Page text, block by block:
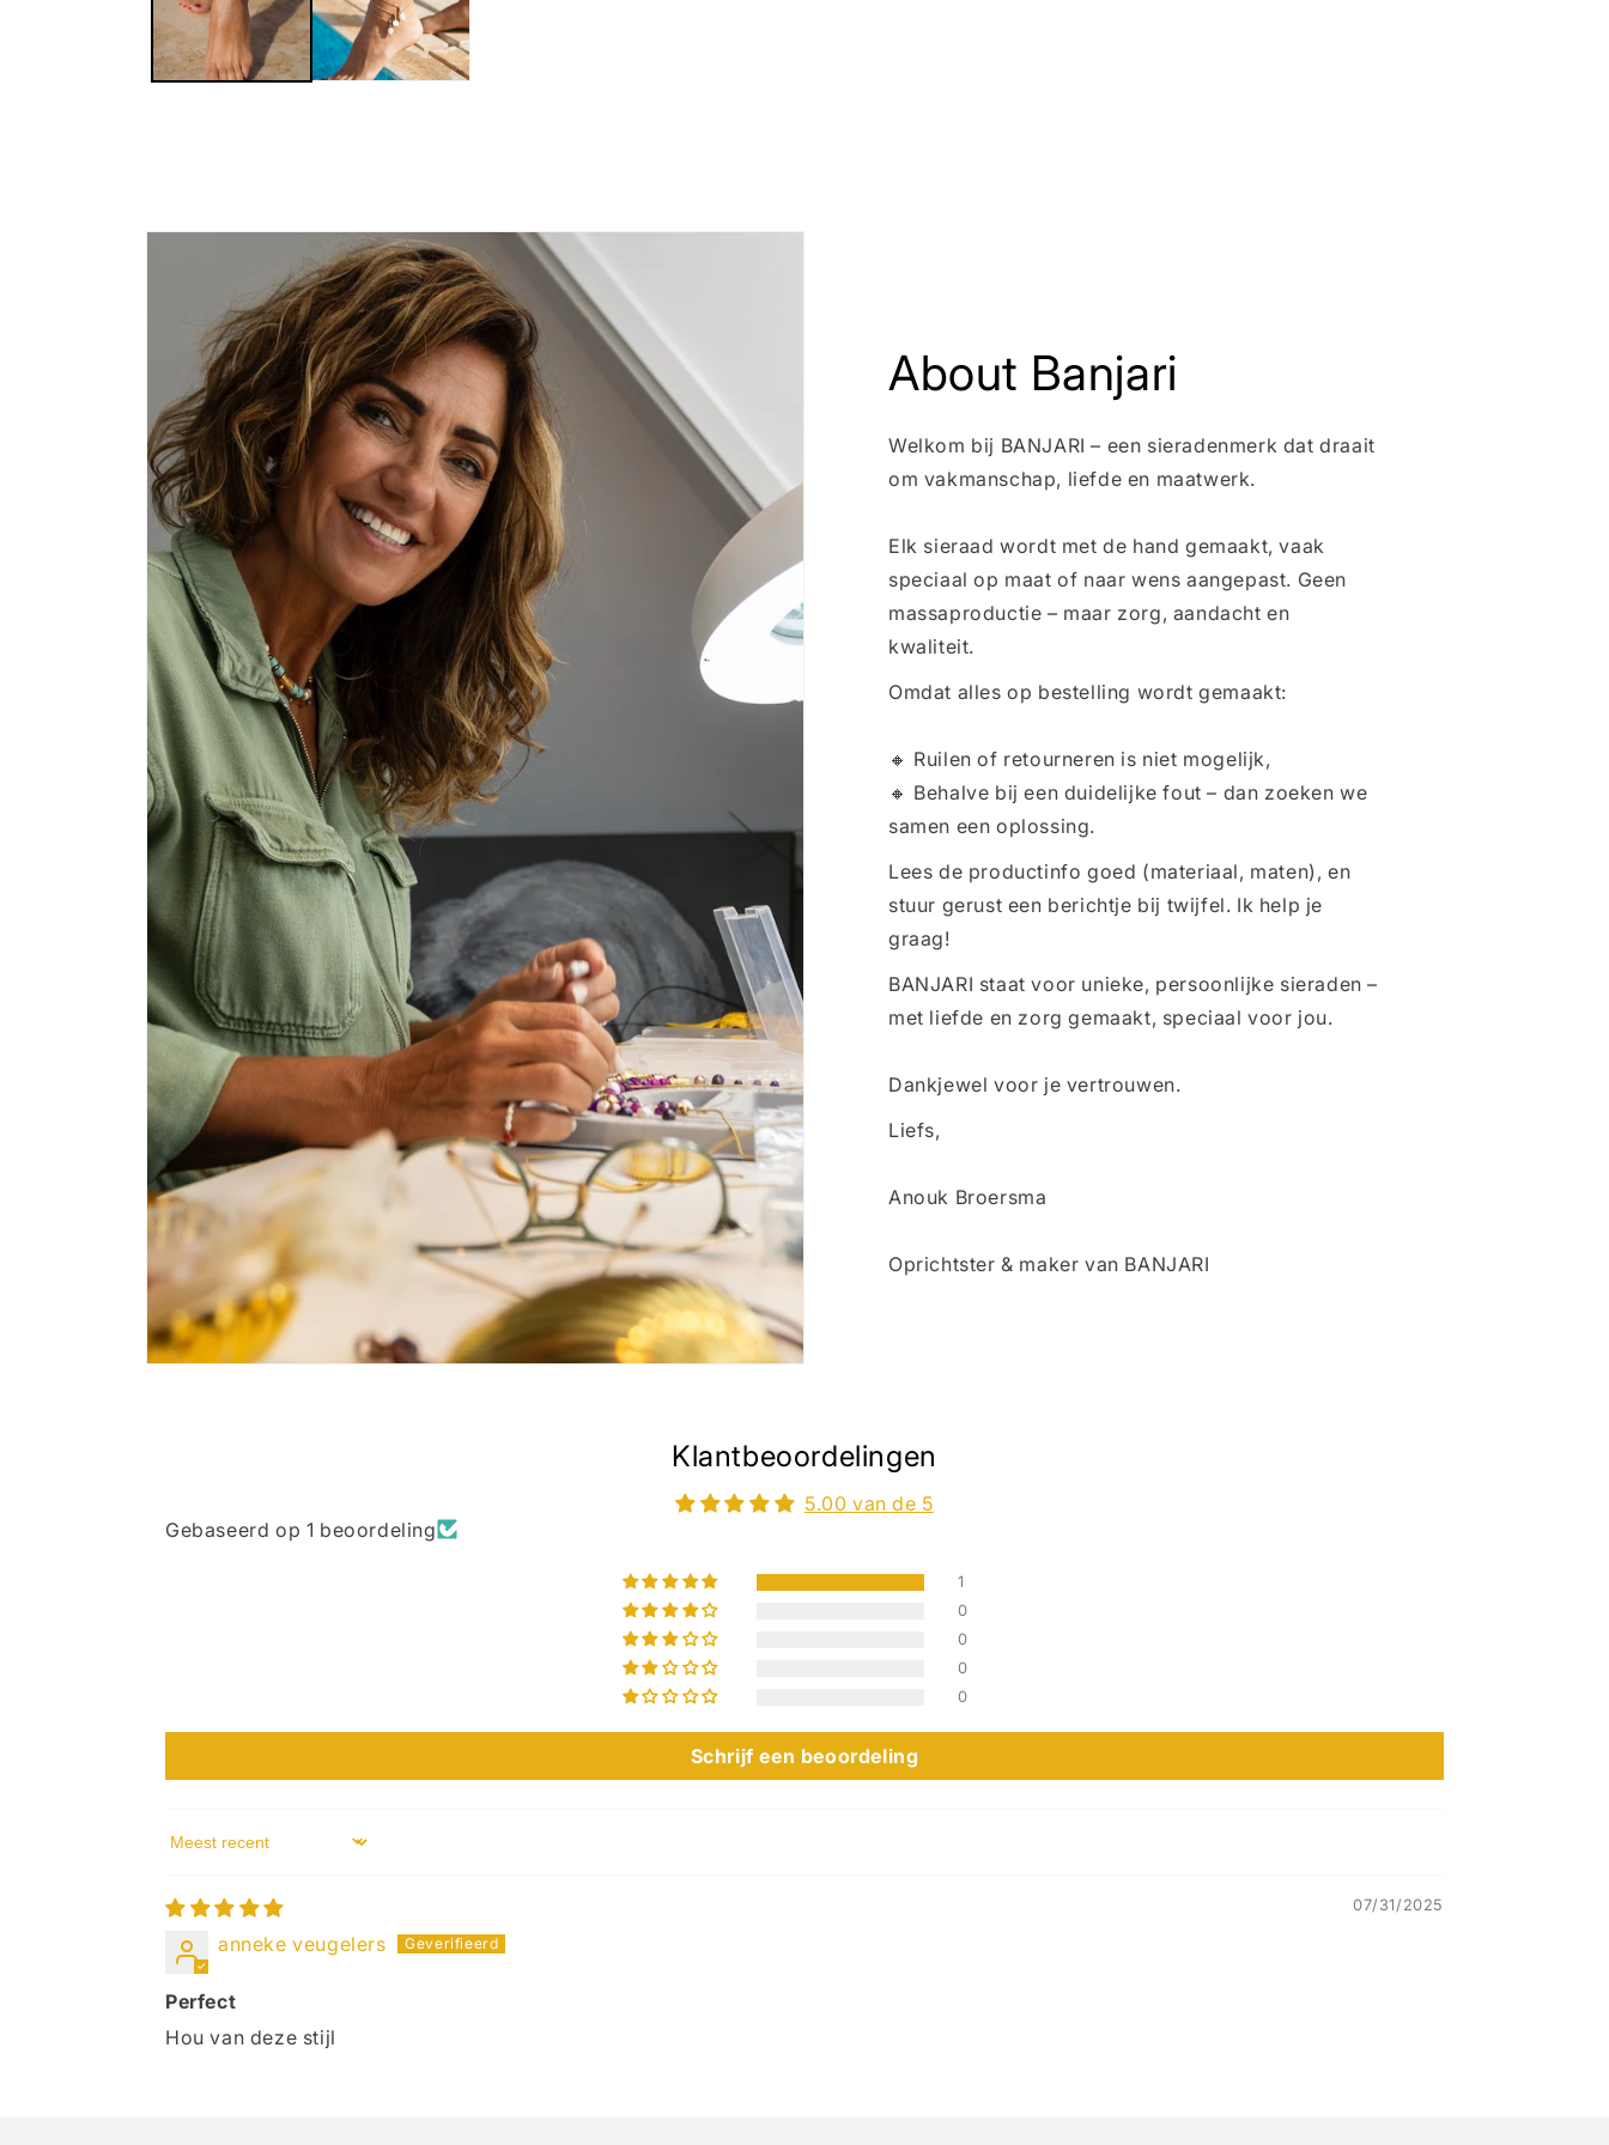
About Banjari
Welkom bij BANJARI – een sieradenmerk dat draait
om vakmanschap, liefde en maatwerk.
Elk sieraad wordt met de hand gemaakt, vaak
speciaal op maat of naar wens aangepast. Geen
massaproductie – maar zorg, aandacht en
kwaliteit.
Omdat alles op bestelling wordt gemaakt:
🔸 Ruilen of retourneren is niet mogelijk,
🔸 Behalve bij een duidelijke fout – dan zoeken we
samen een oplossing.
Lees de productinfo goed (materiaal, maten), en
stuur gerust een berichtje bij twijfel. Ik help je
graag!
BANJARI staat voor unieke, persoonlijke sieraden –
met liefde en zorg gemaakt, speciaal voor jou.
Dankjewel voor je vertrouwen.
Liefs,
Anouk Broersma
Oprichtster & maker van BANJARI
Klantbeoordelingen
5.00 van de 5
Gebaseerd op 1 beoordeling
1
0
0
0
0
Schrijf een beoordeling
Sort by
07/31/2025
anneke veugelers
Perfect
Hou van deze stijl